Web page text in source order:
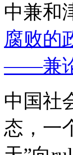
中兼和
腐败的
——兼
中国社
态，一